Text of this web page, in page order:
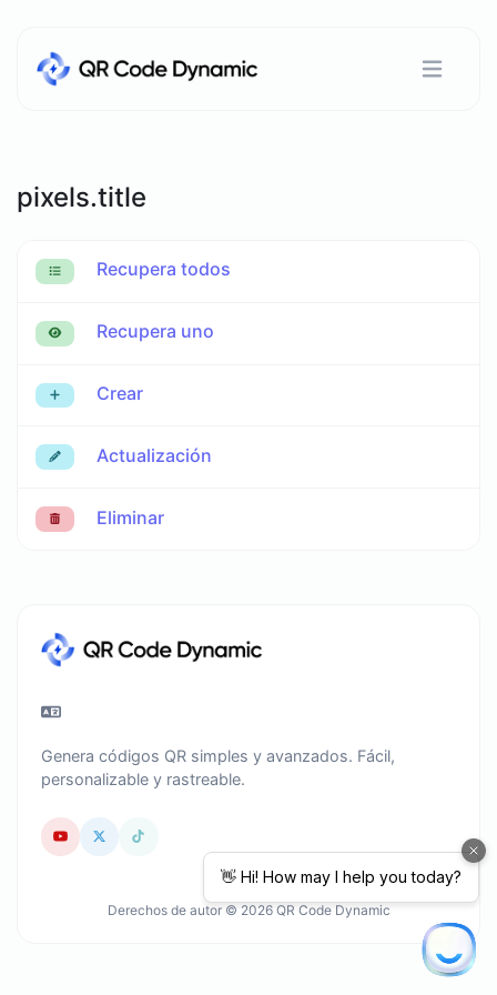
pixels.title
Recupera todos
Recupera uno
Crear
Actualización
Eliminar
Genera códigos QR simples y avanzados. Fácil,
personalizable y rastreable.
Derechos de autor © 2026 QR Code Dynamic